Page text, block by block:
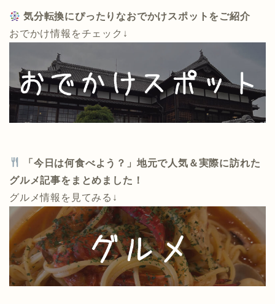
気分転換にぴったりなおでかけスポットをご紹介
おでかけ情報をチェック↓
「今日は何食べよう？」地元で人気＆実際に訪れた
グルメ記事をまとめました！
グルメ情報を見てみる↓